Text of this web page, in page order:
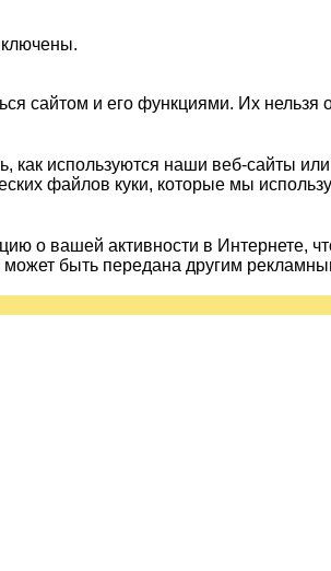
сайтом и его функциями. Их нельзя
используются наши веб-сайты
файлов куки, которые мы
о вашей активности в Интернете,
быть передана другим